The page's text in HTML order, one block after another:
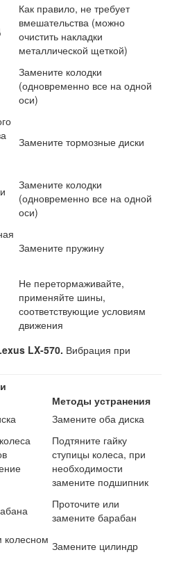
Как правило, не требует
вмешательства (можно
очистить накладки
металлической щеткой)
Замените колодки
(одновременно все на одной
оси)
Замените тормозные диски
Замените колодки
(одновременно все на одной
оси)
Замените пружину
Не перетормаживайте,
применяйте шины,
соответствующие условиям
движения
LX-570. Вибрация при
Методы устранения
Замените оба диска
Подтяните гайку
ступицы колеса, при
необходимости
замените подшипник
Проточите или
замените барабан
колесном Замените цилиндр